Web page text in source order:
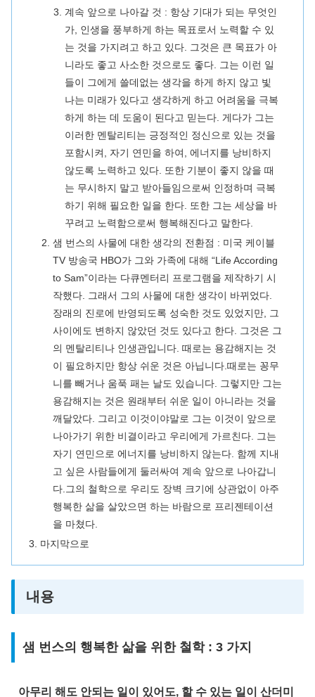
계속 앞으로 나아갈 것 : 항상 기대가 되는 무엇인
가, 인생을 풍부하게 하는 목표로서 노력할 수 있
는 것을 가지려고 하고 있다. 그것은 큰 목표가 아
니라도 좋고 사소한 것으로도 좋다. 그는 이런 일
들이 그에게 쓸데없는 생각을 하게 하지 않고 빛
나는 미래가 있다고 생각하게 하고 어려움을 극복
하게 하는 데 도움이 된다고 믿는다. 게다가 그는
이러한 멘탈리티는 긍정적인 정신으로 있는 것을
포함시켜, 자기 연민을 하여, 에너지를 낭비하지
않도록 노력하고 있다. 또한 기분이 좋지 않을 때
는 무시하지 말고 받아들임으로써 인정하며 극복
하기 위해 필요한 일을 한다. 또한 그는 세상을 바
꾸려고 노력함으로써 행복해진다고 말한다.
샘 번스의 사물에 대한 생각의 전환점 : 미국 케이블
TV 방송국 HBO가 그와 가족에 대해 “Life According
to Sam”이라는 다큐멘터리 프로그램을 제작하기 시
작했다. 그래서 그의 사물에 대한 생각이 바뀌었다.
장래의 진로에 반영되도록 성숙한 것도 있었지만, 그
사이에도 변하지 않았던 것도 있다고 한다. 그것은 그
의 멘탈리티나 인생관입니다. 때로는 용감해지는 것
이 필요하지만 항상 쉬운 것은 아닙니다.때로는 꽁무
니를 빼거나 움푹 패는 날도 있습니다. 그렇지만 그는
용감해지는 것은 원래부터 쉬운 일이 아니라는 것을
깨달았다. 그리고 이것이야말로 그는 이것이 앞으로
나아가기 위한 비결이라고 우리에게 가르친다. 그는
자기 연민으로 에너지를 낭비하지 않는다. 함께 지내
고 싶은 사람들에게 둘러싸여 계속 앞으로 나아갑니
다.그의 철학으로 우리도 장벽 크기에 상관없이 아주
행복한 삶을 살았으면 하는 바람으로 프리젠테이션
을 마쳤다.
마지막으로
내용
샘 번스의 행복한 삶을 위한 철학 : 3 가지
아무리 해도 안되는 일이 있어도, 할 수 있는 일이 산더미